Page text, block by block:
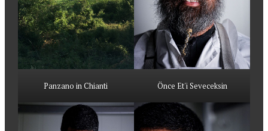
Panzano in Chianti Önce Et'i Seveceksin